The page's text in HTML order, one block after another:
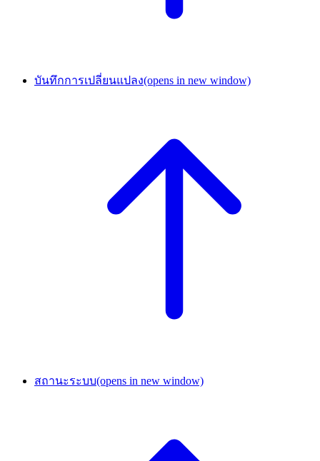
บันทึกการเปลี่ยนแปลง(opens in new window)
สถานะระบบ(opens in new window)